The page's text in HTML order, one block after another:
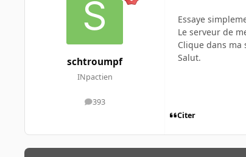
schtroumpf
INpactien
393
messages
Essaye
Le serveur de
Clique dans
Salut.
Citer